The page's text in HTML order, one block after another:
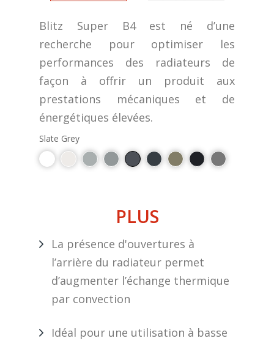
Blitz Super B4 est né d’une
recherche pour optimiser les
performances des radiateurs de
façon à offrir un produit aux
prestations mécaniques et de
énergétiques élevées.
Slate Grey
PLUS
La présence d'ouvertures à
l’arrière du radiateur permet
d’augmenter l’échange thermique
par convection
Idéal pour une utilisation à basse